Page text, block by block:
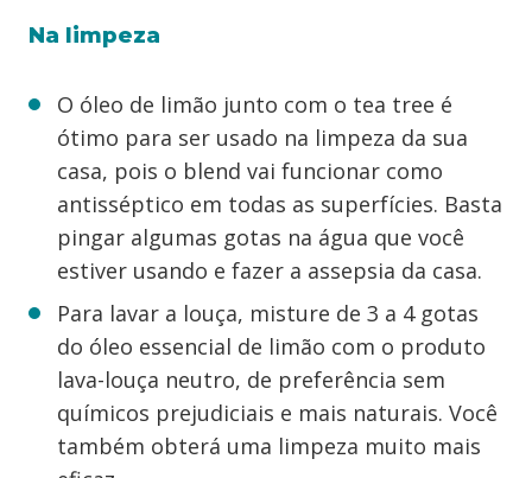
Na limpeza
O óleo de limão junto com o tea tree é
ótimo para ser usado na limpeza da sua
casa, pois o blend vai funcionar como
antisséptico em todas as superfícies. Basta
pingar algumas gotas na água que você
estiver usando e fazer a assepsia da casa.
Para lavar a louça, misture de 3 a 4 gotas
do óleo essencial de limão com o produto
lava-louça neutro, de preferência sem
químicos prejudiciais e mais naturais. Você
também obterá uma limpeza muito mais